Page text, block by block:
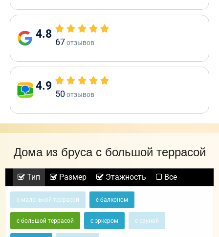
4.8
67отзывов
4.9
50отзывов
Дома из бруса с большой террасой
Тип Размер Этажность Все
с маленькой террасой с балконом
с большой террасой с эркером с сауной